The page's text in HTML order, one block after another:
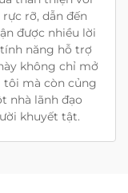
rỡ, dẫn đến
được nhiều lời
năng hỗ trợ
không chỉ mở
tôi mà còn củng
nhà lãnh đạo
khuyết tật.